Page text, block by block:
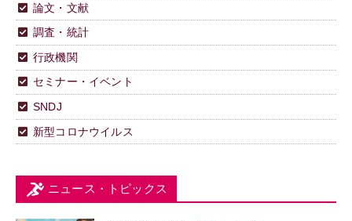
論文・文献
調査・統計
行政機関
セミナー・イベント
SNDJ
新型コロナウイルス
ニュース・トピックス